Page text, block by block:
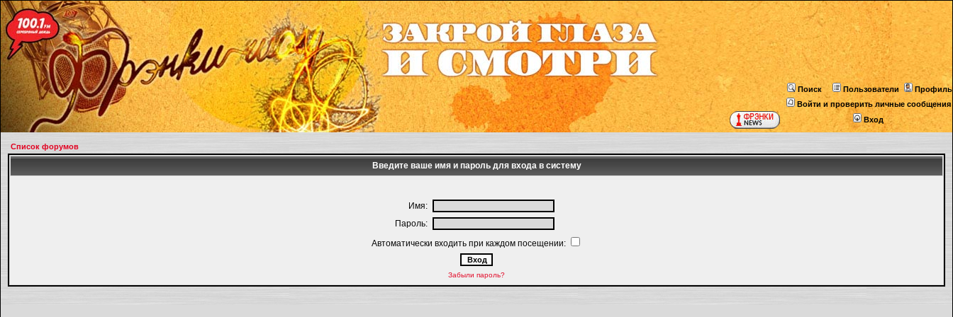
Поиск Пользователи
Профиль
Войти и проверить личные сообщения
Вход
Список форумов
Введите ваше имя и пароль для входа в систему
Имя:
Пароль:
Автоматически входить при каждом посещении:
Забыли пароль?